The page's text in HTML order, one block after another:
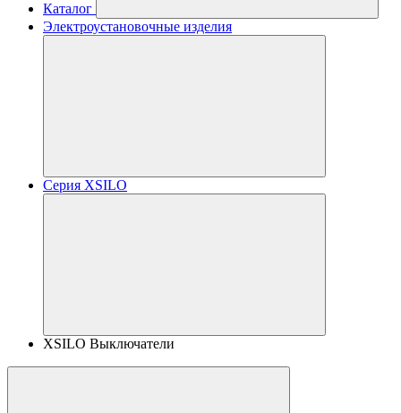
Каталог
Электроустановочные изделия
Серия XSILO
XSILO Выключатели